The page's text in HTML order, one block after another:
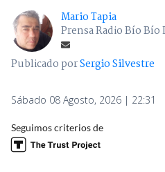
Mario Tapia
Prensa Radio Bío Bío
Publicado porSergio Silvestre
Sábado 08 Agosto, 2026 | 22:31
Seguimos criterios de